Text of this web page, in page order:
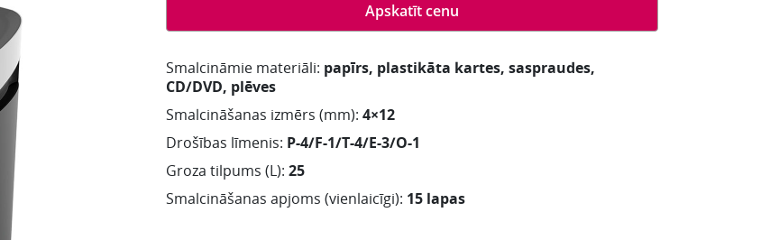
Apskatīt cenu
Smalcināmie materiāli: papīrs, plastikāta kartes, saspraudes,
CD/DVD, plēves
Smalcināšanas izmērs (mm): 4×12
Drošības līmenis: P-4/F-1/T-4/E-3/O-1
Groza tilpums (L): 25
Smalcināšanas apjoms (vienlaicīgi): 15 lapas